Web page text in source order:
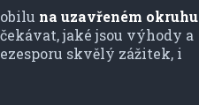
na uzavřeném okruhu
jaké jsou výhody a
skvělý zážitek, i